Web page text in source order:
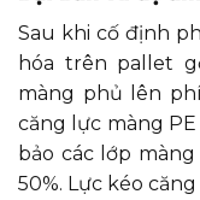
Sau khi cố định
hóa trên pallet
màng phủ lên
căng lực màng
bảo các lớp
50%. Lực kéo